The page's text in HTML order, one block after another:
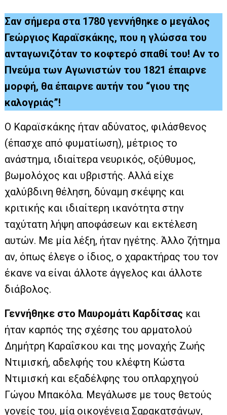
Σαν σήμερα στα 1780 γεννήθηκε ο μεγάλος
Γεώργιος Καραϊσκάκης, που η γλώσσα του
ανταγωνιζόταν το κοφτερό σπαθί του! Αν το
Πνεύμα των Αγωνιστών του 1821 έπαιρνε
μορφή, θα έπαιρνε αυτήν του “γιου της
καλογριάς”!
Ο Καραϊσκάκης ήταν αδύνατος, φιλάσθενος
(έπασχε από φυματίωση), μέτριος το
ανάστημα, ιδιαίτερα νευρικός, οξύθυμος,
βωμολόχος και υβριστής. Αλλά είχε
χαλύβδινη θέληση, δύναμη σκέψης και
κριτικής και ιδιαίτερη ικανότητα στην
ταχύτατη λήψη αποφάσεων και εκτέλεση
αυτών. Με μία λέξη, ήταν ηγέτης. Άλλο ζήτημα
αν, όπως έλεγε ο ίδιος, ο χαρακτήρας του τον
έκανε να είναι άλλοτε άγγελος και άλλοτε
διάβολος.
Γεννήθηκε στο Μαυρομάτι Καρδίτσας και
ήταν καρπός της σχέσης του αρματολού
Δημήτρη Καραΐσκου και της μοναχής Ζωής
Ντιμισκή, αδελφής του κλέφτη Κώστα
Ντιμισκή και εξαδέλφης του οπλαρχηγού
Γώγου Μπακόλα. Μεγάλωσε με τους θετούς
γονείς του, μία οικογένεια Σαρακατσάνων,